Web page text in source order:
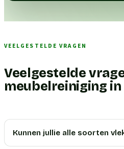
VEELGESTELDE VRAGEN
Veelgestelde
meubelreiniging in
Kunnen jullie alle soorten